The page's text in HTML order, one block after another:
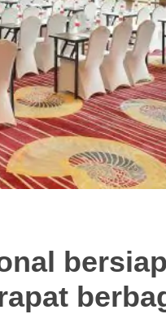
bersiap